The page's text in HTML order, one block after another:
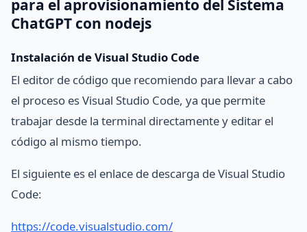
para el aprovisionamiento del Sistema
ChatGPT con nodejs
Instalación de Visual Studio Code
El editor de código que recomiendo para llevar a cabo
el proceso es Visual Studio Code, ya que permite
trabajar desde la terminal directamente y editar el
código al mismo tiempo.
El siguiente es el enlace de descarga de Visual Studio
Code:
https://code.visualstudio.com/